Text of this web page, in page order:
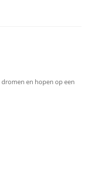
dromen en hopen op een